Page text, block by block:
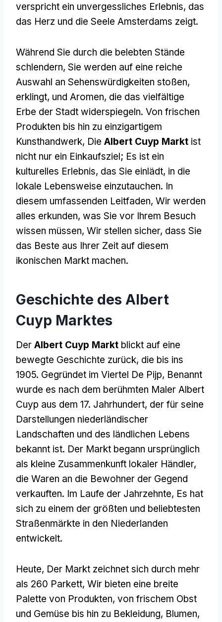
verspricht ein unvergessliches Erlebnis, das
das Herz und die Seele Amsterdams zeigt.
Während Sie durch die belebten Stände
schlendern, Sie werden auf eine reiche
Auswahl an Sehenswürdigkeiten stoßen,
erklingt, und Aromen, die das vielfältige
Erbe der Stadt widerspiegeln. Von frischen
Produkten bis hin zu einzigartigem
Kunsthandwerk, Die Albert Cuyp Markt ist
nicht nur ein Einkaufsziel; Es ist ein
kulturelles Erlebnis, das Sie einlädt, in die
lokale Lebensweise einzutauchen. In
diesem umfassenden Leitfaden, Wir werden
alles erkunden, was Sie vor Ihrem Besuch
wissen müssen, Wir stellen sicher, dass Sie
das Beste aus Ihrer Zeit auf diesem
ikonischen Markt machen.
Geschichte des Albert
Cuyp Marktes
Der Albert Cuyp Markt blickt auf eine
bewegte Geschichte zurück, die bis ins
1905. Gegründet im Viertel De Pijp, Benannt
wurde es nach dem berühmten Maler Albert
Cuyp aus dem 17. Jahrhundert, der für seine
Darstellungen niederländischer
Landschaften und des ländlichen Lebens
bekannt ist. Der Markt begann ursprünglich
als kleine Zusammenkunft lokaler Händler,
die Waren an die Bewohner der Gegend
verkauften. Im Laufe der Jahrzehnte, Es hat
sich zu einem der größten und beliebtesten
Straßenmärkte in den Niederlanden
entwickelt.
Heute, Der Markt zeichnet sich durch mehr
als 260 Parkett, Wir bieten eine breite
Palette von Produkten, von frischem Obst
und Gemüse bis hin zu Bekleidung, Blumen,